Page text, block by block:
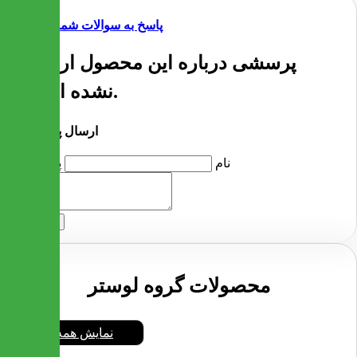
پاسخ به سوالات شما
پرسشی درباره این محصول ارسال
نشده است.
ارسال پرسش
نام پرسش
محصولات گروه لوستر
نمایش همه